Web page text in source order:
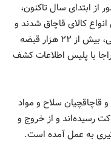
از ابتدای سال تاکنون،
ریال انواع کالای قاچاق شدند و
بیش از ۳ هزار قبضه سلاح شکاری و جنگی، بیش از ۲۲ هزار قبضه
با پلیس اطلاعات کشف
معاندان و قاچاقچیان سلاح و مواد
رسیده‌اند و از خروج و